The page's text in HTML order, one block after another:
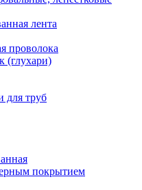
лента
проволока
(глухари)
для труб
покрытием